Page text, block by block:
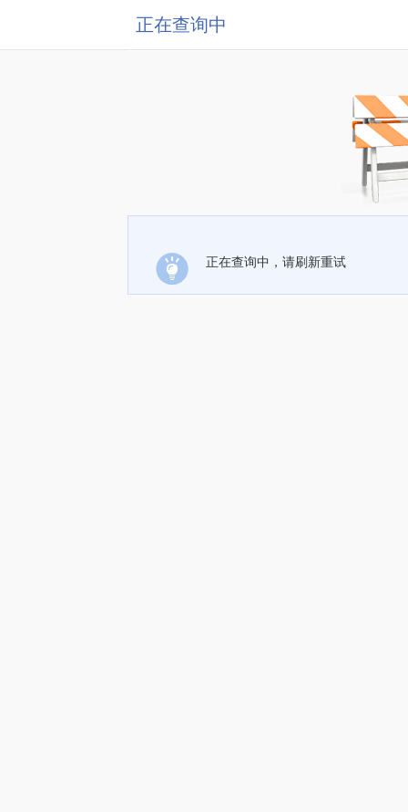
正在查询中
正在查询中，请刷新重试